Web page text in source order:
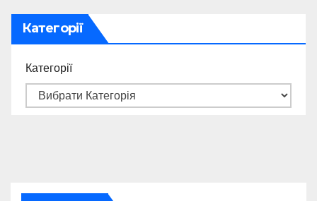
Категорії
Категорії